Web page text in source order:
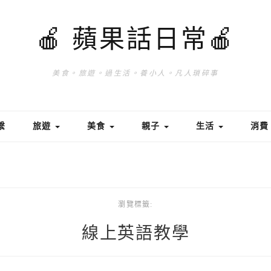
🍎 蘋果話日常🍎
美食。旅遊。過生活。養小人。凡人瑣碎事
旅遊 美食 親子 生活 消費
瀏覽標籤:
線上英語教學